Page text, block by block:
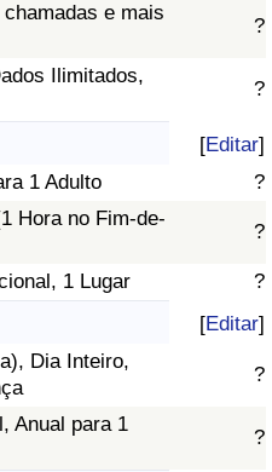
e mais
?
Ilimitados,
?
[Editar]
1 Adulto
?
Hora no Fim-de-
?
1 Lugar ?
[Editar]
Dia Inteiro,
?
Anual para 1
?